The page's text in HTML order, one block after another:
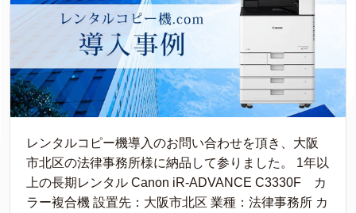
レンタルコピー機導入のお問い合わせを頂き、大阪
市北区の法律事務所様に納品して参りました。 1年以
上の長期レンタル Canon iR-ADVANCE C3330F カ
ラー複合機 設置先：大阪市北区 業種：法律事務所 カ